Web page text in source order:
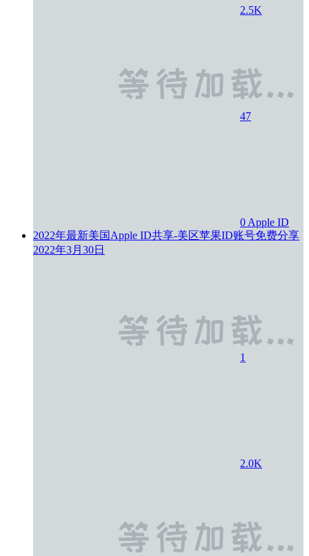
2.5K
47
0 Apple ID
2022年最新美国Apple ID共享-美区苹果ID账号免费分享
2022年3月30日
1
2.0K